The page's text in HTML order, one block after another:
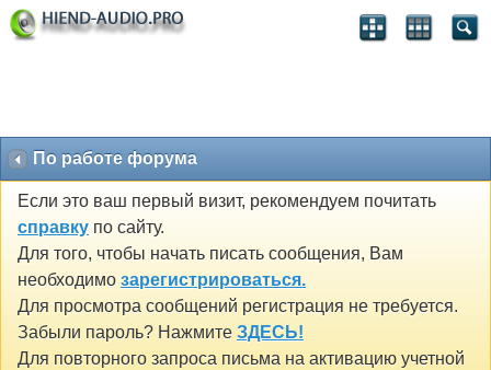
По работе форума
Если это ваш первый визит, рекомендуем почитать
справку по сайту.
Для того, чтобы начать писать сообщения, Вам
необходимо зарегистрироваться.
Для просмотра сообщений регистрация не требуется.
Забыли пароль? Нажмите ЗДЕСЬ!
Для повторного запроса письма на активацию учетной